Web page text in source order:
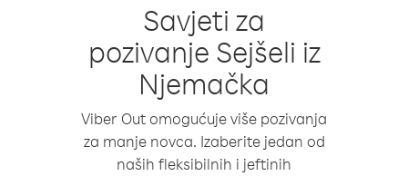
Savjeti za
pozivanje Sejšeli iz
Njemačka
Viber Out omogućuje više pozivanja
za manje novca. Izaberite jedan od
naših fleksibilnih i jeftinih